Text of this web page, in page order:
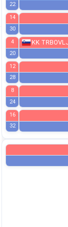
10
26
6
22
14
30
4
20
12
28
8
16
KK